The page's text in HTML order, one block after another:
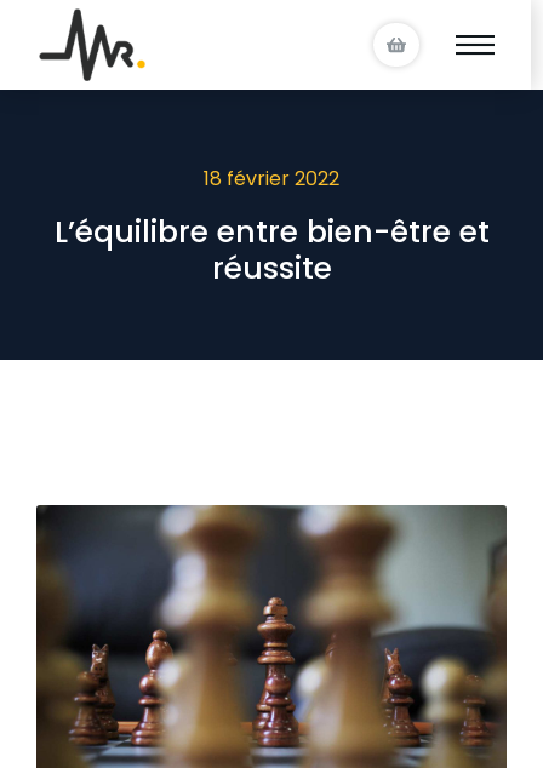
18 février 2022
L’équilibre entre bien-être et
réussite